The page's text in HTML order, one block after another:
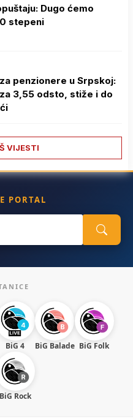
Dugo ćemo
stepeni
penzionere u Srpskoj:
3,55 odsto, stiže i do
VIJESTI
PORTAL
BiG 4 BiG Balade BiG Folk
BiG Rock